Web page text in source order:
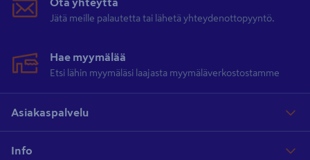
Jätä meille palautetta tai lähetä yhteydenottopyyntö.
Hae myymälää
Etsi lähin myymäläsi laajasta myymäläverkostostamme
Asiakaspalvelu
Info